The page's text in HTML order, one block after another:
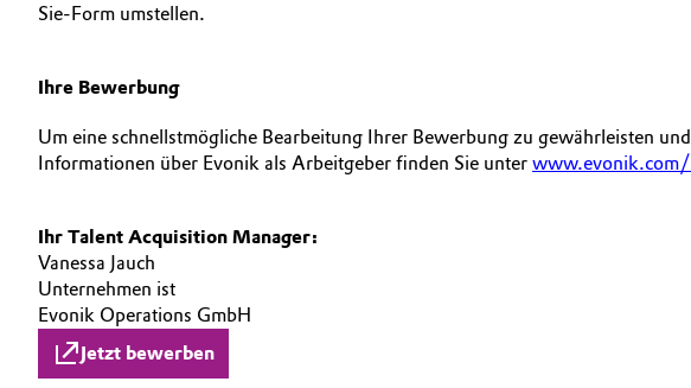
Sie-Form umstellen.
Ihre Bewerbung
Um eine schnellstmögliche Bearbeitung Ihrer Bewerbung zu gewährleisten
Informationen über Evonik als Arbeitgeber finden Sie unter
Ihr Talent Acquisition Manager:
Vanessa Jauch
Unternehmen ist
Evonik Operations GmbH
Jetzt bewerben